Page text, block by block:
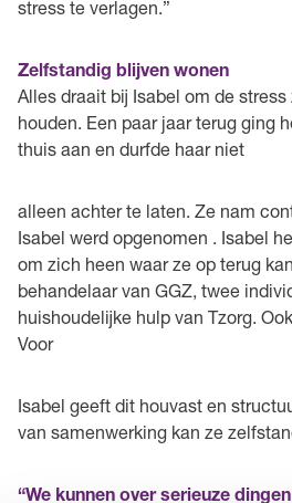
stress te verlagen.”
Zelfstandig blijven wonen
Alles draait bij Isabel om de
houden. Een paar jaar terug ging
thuis aan en durfde haar niet
alleen achter te laten. Ze nam
Isabel werd opgenomen . Isabel
om zich heen waar ze op terug
behandelaar van GGZ, twee
huishoudelijke hulp van Tzorg.
Voor
Isabel geeft dit houvast en
van samenwerking kan ze
“We kunnen over serieuze